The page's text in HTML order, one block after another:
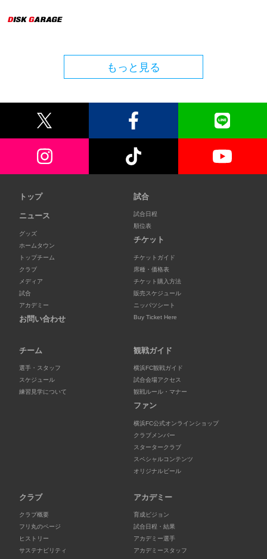
もっと見る
トップ
ニュース
グッズ
ホームタウン
トップチーム
クラブ
メディア
試合
アカデミー
お問い合わせ
試合
試合日程
順位表
チケット
チケットガイド
席種・価格表
チケット購入方法
販売スケジュール
ニッパツシート
Buy Ticket Here
チーム
選手・スタッフ
スケジュール
練習見学について
観戦ガイド
横浜FC観戦ガイド
試合会場アクセス
観戦ルール・マナー
ファン
横浜FC公式オンラインショップ
クラブメンバー
スタータークラブ
スペシャルコンテンツ
オリジナルビール
クラブ
クラブ概要
フリ丸のページ
ヒストリー
サステナビリティ
アカデミー
育成ビジョン
試合日程・結果
アカデミー選手
アカデミースタッフ